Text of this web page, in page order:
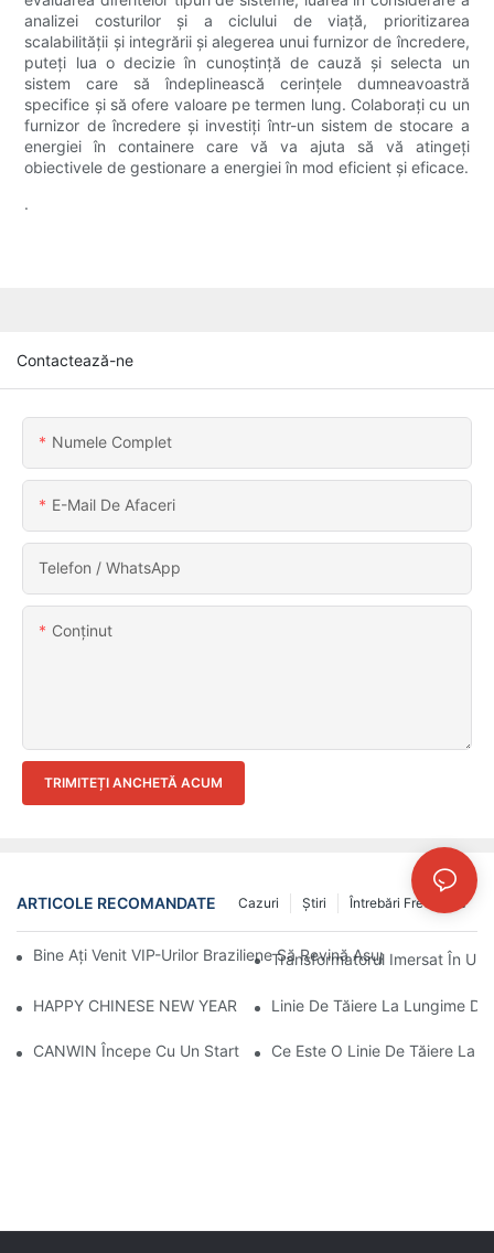
analizei costurilor și a ciclului de viață, prioritizarea
scalabilității și integrării și alegerea unui furnizor de încredere,
puteți lua o decizie în cunoștință de cauză și selecta un
sistem care să îndeplinească cerințele dumneavoastră
specifice și să ofere valoare pe termen lung. Colaborați cu un
furnizor de încredere și investiți într-un sistem de stocare a
energiei în containere care vă va ajuta să vă atingeți
obiectivele de gestionare a energiei în mod eficient și eficace.
.
Contactează-ne
Numele Complet
E-Mail De Afaceri
Telefon / WhatsApp
Conţinut
TRIMITEȚI ANCHETĂ ACUM
ARTICOLE RECOMANDATE Întrebări Frecvente
Ştiri
Cazuri
Bine Ați Venit VIP-Urilor Braziliene Să Revină Asupra CANWIN
Transformatorul Imersat În
HAPPY CHINESE NEW YEAR！ Linie De Tăiere La Lungime
CANWIN Începe Cu Un Start De Bun Augur Și Pornește Într-O
Ce Este O Linie De Tăiere La